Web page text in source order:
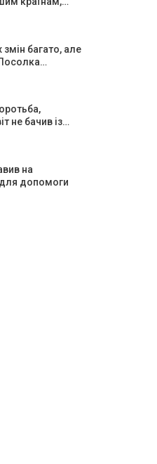
багато, але
не бачив із…
на
допомоги